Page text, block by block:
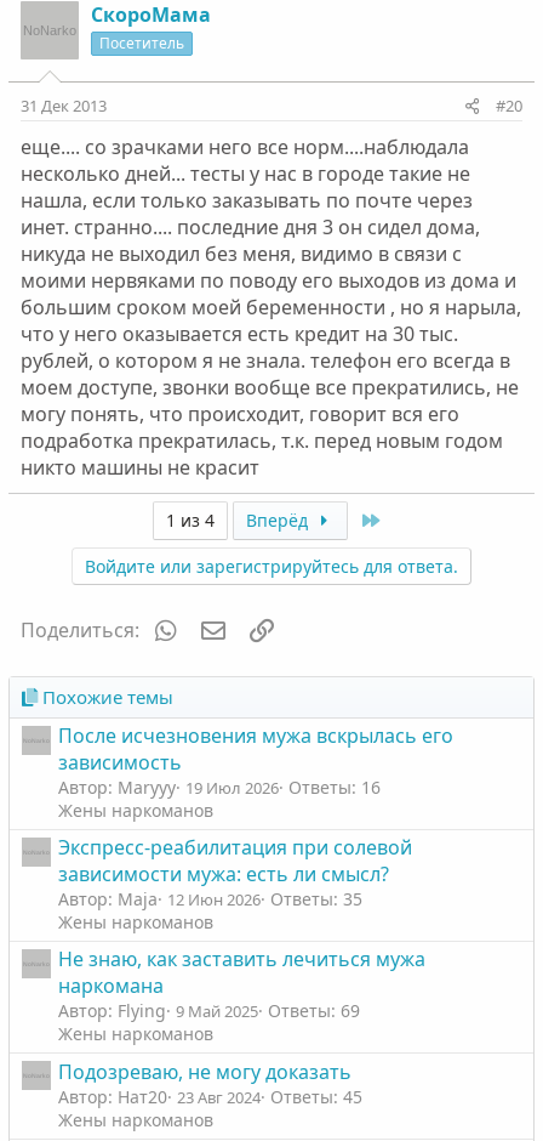
СкороМама
Посетитель
31 Дек 2013 #20
еще.... со зрачками него все норм....наблюдала
несколько дней... тесты у нас в городе такие не
нашла, если только заказывать по почте через
инет. странно.... последние дня 3 он сидел дома,
никуда не выходил без меня, видимо в связи с
моими нервяками по поводу его выходов из дома и
большим сроком моей беременности , но я нарыла,
что у него оказывается есть кредит на 30 тыс.
рублей, о котором я не знала. телефон его всегда в
моем доступе, звонки вообще все прекратились, не
могу понять, что происходит, говорит вся его
подработка прекратилась, т.к. перед новым годом
никто машины не красит
1 из 4 Вперёд
Войдите или зарегистрируйтесь для ответа.
Поделиться: WhatsAppЭлектронная почта
Похожие темы
После исчезновения мужа вскрылась его
зависимость
Автор: Maryyy 19 Июл 2026 Ответы: 16
Жены наркоманов
Экспресс-реабилитация при солевой
зависимости мужа: есть ли смысл?
Автор: Maja 12 Июн 2026 Ответы: 35
Жены наркоманов
Не знаю, как заставить лечиться мужа
наркомана
Автор: Flying 9 Май 2025 Ответы: 69
Жены наркоманов
Подозреваю, не могу доказать
Автор: Нат20 23 Авг 2024 Ответы: 45
Жены наркоманов